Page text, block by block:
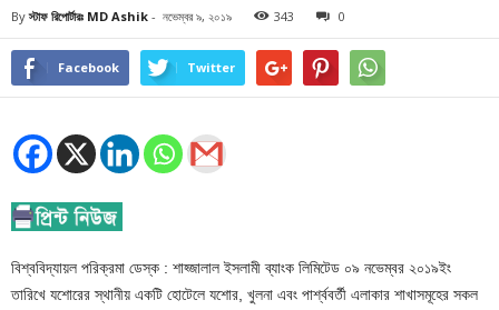
By স্টাফ রিপোর্টারঃ MD Ashik - নভেম্বর ৯, ২০১৯ 343 0
Facebook Twitter
বিশ্ববিদ্যায়ল পরিক্রমা ডেস্ক : শাহ্জালাল ইসলামী ব্যাংক লিমিটেড ০৯ নভেম্বর ২০১৯ইং
তারিখে যশোরের স্থানীয় একটি হোটেলে যশোর, খুলনা এবং পার্শ্ববর্তী এলাকার শাখাসমূহের সকল